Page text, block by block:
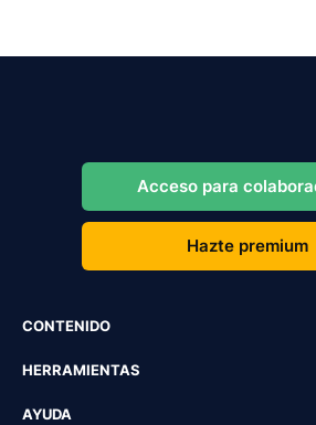
Acceso para
Hazte premium
CONTENIDO
HERRAMIENTAS
AYUDA